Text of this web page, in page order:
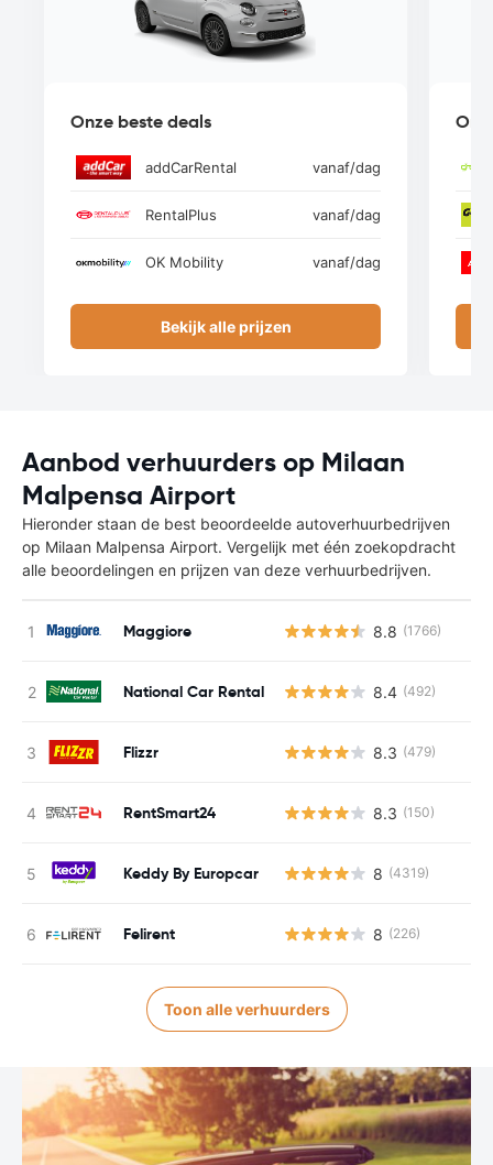
Onze beste deals
addCarRental vanaf/dag
RentalPlus vanaf/dag
OK Mobility vanaf/dag
Bekijk alle prijzen
Aanbod verhuurders op Milaan
Malpensa Airport
Hieronder staan de best beoordeelde autoverhuurbedrijven
op Milaan Malpensa Airport. Vergelijk met één zoekopdracht
alle beoordelingen en prijzen van deze verhuurbedrijven.
Maggiore 8.8 (1766)
National Car Rental 8.4 (492)
Flizzr 8.3 (479)
RentSmart24 8.3 (150)
Keddy By Europcar 8 (4319)
Felirent 8 (226)
Toon alle verhuurders